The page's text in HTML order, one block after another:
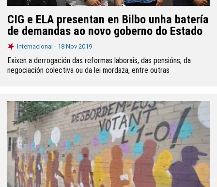
CIG e ELA presentan en Bilbo unha batería
de demandas ao novo goberno do Estado
Internacional - 18 Nov 2019
Exixen a derrogación das reformas laborais, das pensións, da
negociación colectiva ou da lei mordaza, entre outras